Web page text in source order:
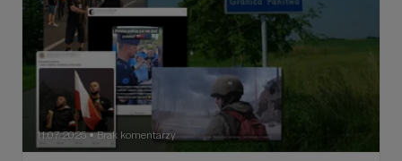
11.07.2025 ● Brak komentarzy